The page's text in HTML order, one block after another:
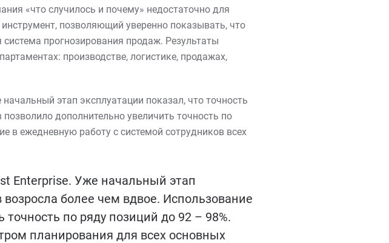
«что случилось и почему» недостаточно для
позволяющий уверенно показывать, что
прогнозирования продаж. Результаты
производстве, логистике, продажах,
этап эксплуатации показал, что точность
дополнительно увеличить точность по
в ежедневную работу с системой сотрудников всех
Enterprise. Уже начальный этап
возросла более чем вдвое. Использование
по ряду позиций до 92 – 98%.
планирования для всех основных